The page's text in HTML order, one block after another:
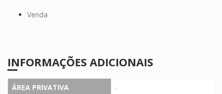
Venda
INFORMAÇÕES ADICIONAIS
ÁREA PRIVATIVA -